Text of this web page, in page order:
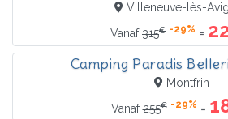
Villeneuve-lès-
Vanaf315€ -29% =
Camping Paradis
Montfrin
Vanaf255€ -29% =